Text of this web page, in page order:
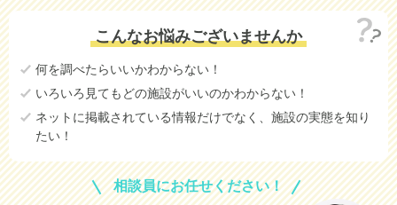
こんなお悩みございませんか
何を調べたらいいかわからない！
いろいろ見てもどの施設がいいのかわからない！
ネットに掲載されている情報だけでなく、施設の実態を知り
たい！
相談員にお任せください！